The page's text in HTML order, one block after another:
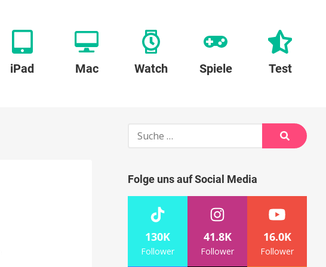
iPad Mac Watch Spiele Test
Suche
Suche
Folge uns auf Social Media
130K
Follower
41.8K
Follower
16.0K
Follower